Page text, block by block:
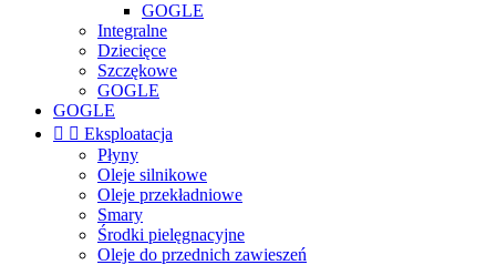
GOGLE
Integralne
Dziecięce
Szczękowe
GOGLE
GOGLE
  Eksploatacja
Płyny
Oleje silnikowe
Oleje przekładniowe
Smary
Środki pielęgnacyjne
Oleje do przednich zawieszeń